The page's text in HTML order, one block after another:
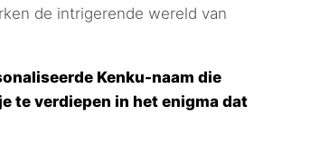
de intrigerende wereld van
Kenku-naam die
te verdiepen in het enigma dat